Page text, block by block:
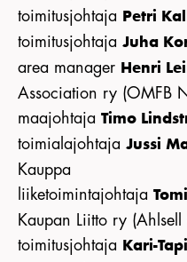
toimitusjohtaja
Petri
toimitusjohtaja Juha
area manager Henri
Association ry (OMFB
maajohtaja Timo
toimialajohtaja Jussi
Kauppa
liiketoimintajohtaja
Kaupan Liitto ry (Ahlsell
toimitusjohtaja
Kari-